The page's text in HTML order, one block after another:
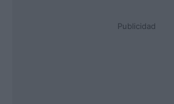
Publicidad